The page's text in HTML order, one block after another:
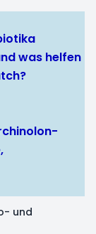
was helfen
und